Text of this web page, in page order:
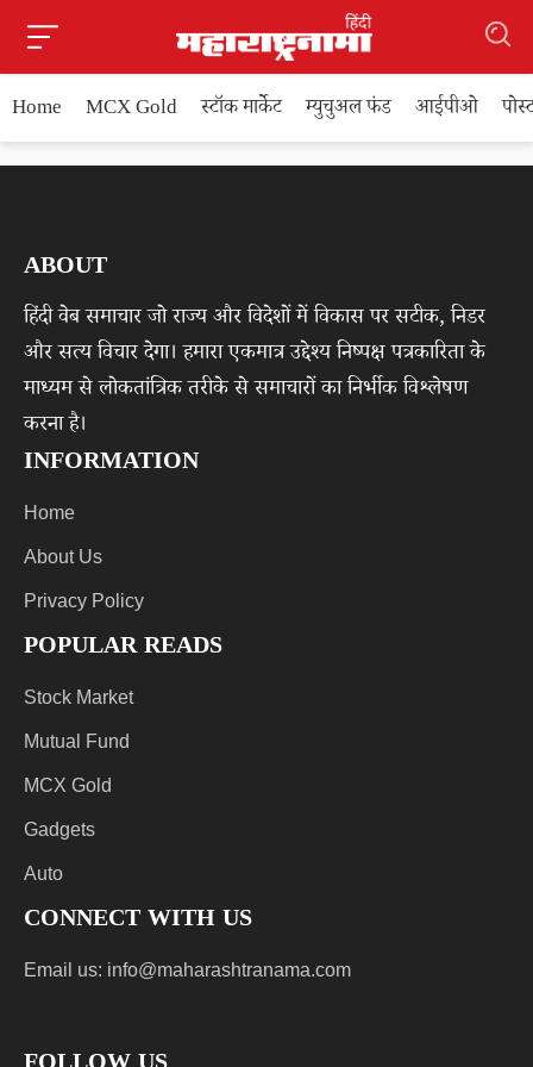
Home MCX Gold स्टॉक मार्केट म्युचुअल फंड आईपीओ
ABOUT
हिंदी वेब समाचार जो राज्य और विदेशों में विकास पर सटीक, निडर
और सत्य विचार देगा। हमारा एकमात्र उद्देश्य निष्पक्ष पत्रकारिता के
माध्यम से लोकतांत्रिक तरीके से समाचारों का निर्भीक विश्लेषण
करना है।
INFORMATION
Home
About Us
Privacy Policy
POPULAR READS
Stock Market
Mutual Fund
MCX Gold
Gadgets
Auto
CONNECT WITH US
Email us: info@maharashtranama.com